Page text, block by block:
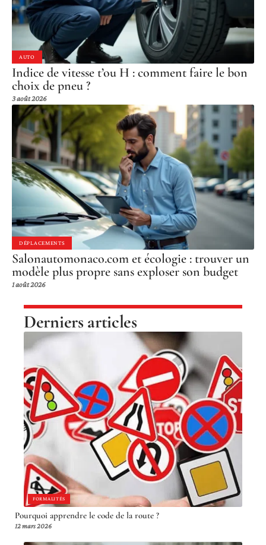
AUTO
Indice de vitesse t’ou H : comment faire le bon
choix de pneu ?
3 août 2026
DÉPLACEMENTS
Salonautomonaco.com et écologie : trouver un
modèle plus propre sans exploser son budget
1 août 2026
Derniers articles
FORMALITÉS
Pourquoi apprendre le code de la route ?
12 mars 2026